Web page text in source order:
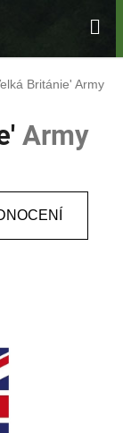
Británie' Army
Army